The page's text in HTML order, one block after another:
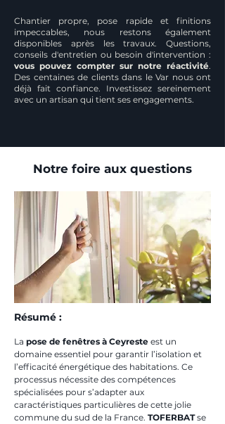
Chantier propre, pose rapide et finitions
impeccables, nous restons également
disponibles après les travaux. Questions,
conseils d'entretien ou besoin d'intervention :
vous pouvez compter sur notre réactivité.
Des centaines de clients dans le Var nous ont
déjà fait confiance. Investissez sereinement
avec un artisan qui tient ses engagements.
Notre foire aux questions
Résumé :
La pose de fenêtres à Ceyreste est un
domaine essentiel pour garantir l’isolation et
l’efficacité énergétique des habitations. Ce
processus nécessite des compétences
spécialisées pour s’adapter aux
caractéristiques particulières de cette jolie
commune du sud de la France. TOFERBAT se